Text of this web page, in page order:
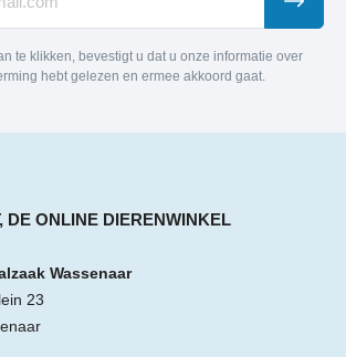
te klikken, bevestigt u dat u onze informatie over
hebt gelezen en ermee akkoord gaat.
DE ONLINE DIERENWINKEL
Wassenaar
23